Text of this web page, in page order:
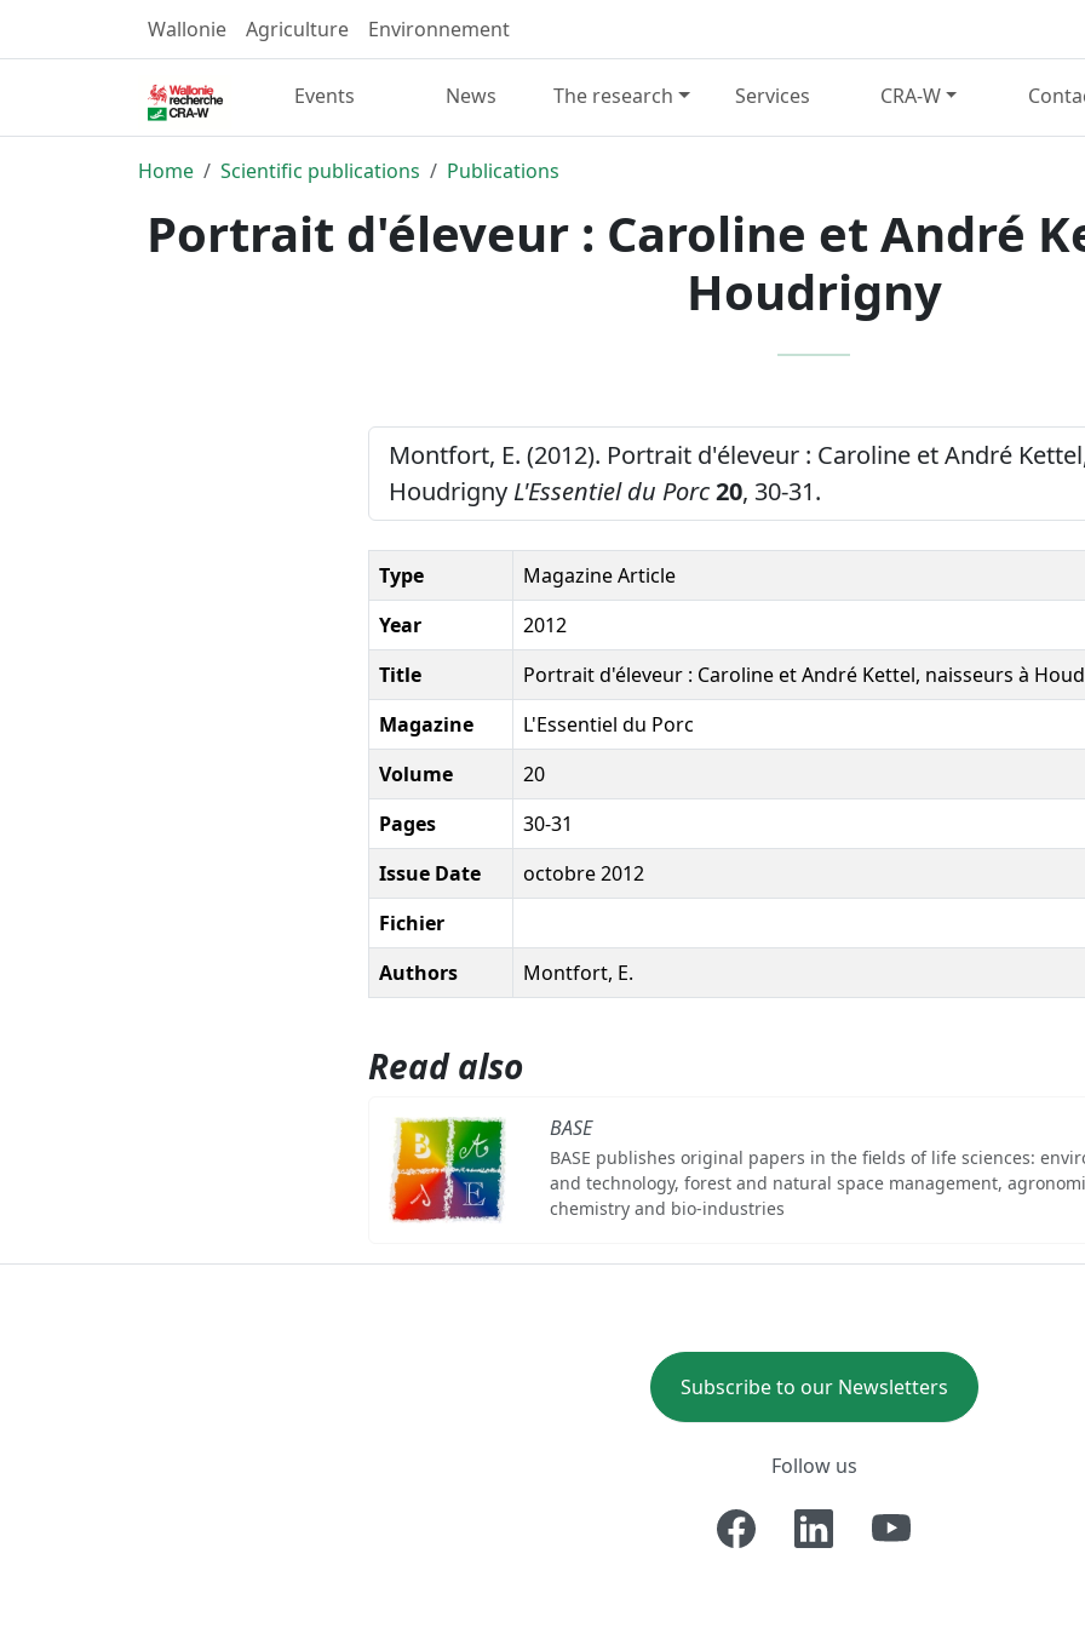
Wallonie Agriculture Environnement
Events News The research Services CRA-W
Home Scientific publications Publications
Portrait d'éleveur : Caroline et André
Houdrigny
Montfort, E. (2012). Portrait d'éleveur : Caroline et André
Houdrigny L'Essentiel du Porc20, 30-31.
Type
Magazine Article
Year
2012
Title
Portrait d'éleveur : Caroline et André Kettel, naisseurs à
Magazine
L'Essentiel du Porc
Volume
20
Pages
30-31
Issue Date
octobre 2012
Fichier
Authors
Montfort, E.
Read also
BASE
BASE publishes original papers in the fields of life sciences:
and technology, forest and natural space management,
chemistry and bio-industries
Subscribe to our Newsletters
Follow us